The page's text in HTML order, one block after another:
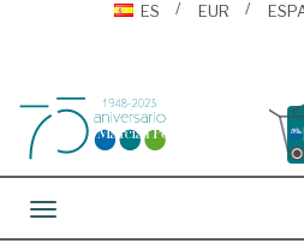
ES
EUR
Toggle navigation